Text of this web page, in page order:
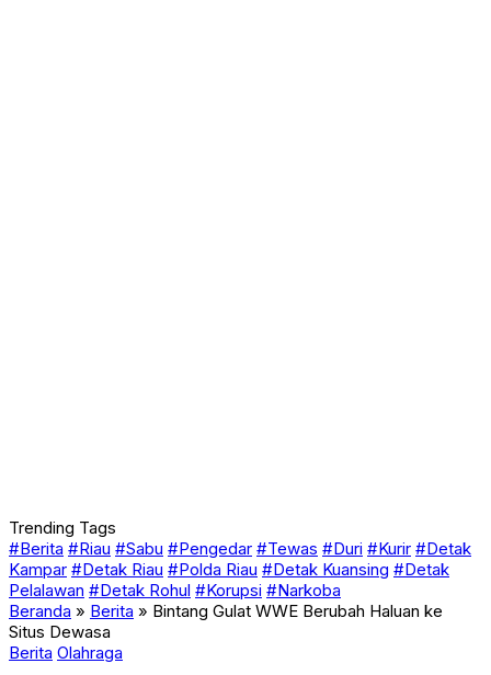
Trending Tags
#Berita #Riau #Sabu #Pengedar #Tewas #Duri #Kurir #Detak
Kampar #Detak Riau #Polda Riau #Detak Kuansing #Detak
Pelalawan #Detak Rohul #Korupsi #Narkoba
Beranda » Berita » Bintang Gulat WWE Berubah Haluan ke
Situs Dewasa
Berita Olahraga